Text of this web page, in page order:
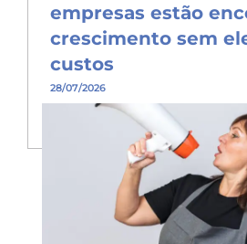
empresas estão
crescimento sem
custos
28/07/2026